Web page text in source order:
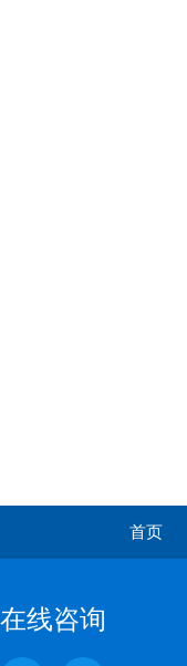
首页
在线咨询